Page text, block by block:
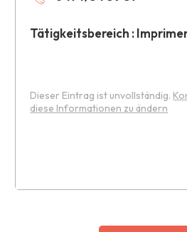
Tätigkeitsbereich :
Dieser Eintrag ist unvollständig.
diese Informationen zu ändern